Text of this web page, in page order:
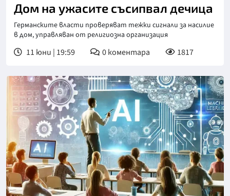
Дом на ужасите съсипвал дечица
Германските власти проверяват тежки сигнали за насилие
в дом, управляван от религиозна организация
11 юни | 19:59 0коментара 1817